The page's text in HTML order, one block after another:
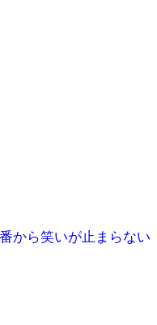
から笑いが止まらない